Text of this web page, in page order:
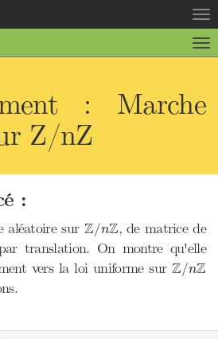
la
la
: Marche
Z/nZ
:
aléatoire sur Z/nZ
Z/n Z, de matrice de
translation. On montre qu'elle
vers la loi uniforme sur Z/nZ
Z / Z